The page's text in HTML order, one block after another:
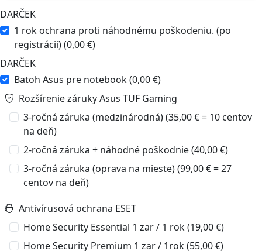
DARČEK
1 rok ochrana proti náhodnému poškodeniu. (po
registrácii) (0,00 €)
DARČEK
Batoh Asus pre notebook (0,00 €)
Rozšírenie záruky Asus TUF Gaming
3-ročná záruka (medzinárodná) (35,00 € = 10 centov
na deň)
2-ročná záruka + náhodné poškodnie (40,00 €)
3-ročná záruka (oprava na mieste) (99,00 € = 27
centov na deň)
Antivírusová ochrana ESET
Home Security Essential 1 zar / 1 rok (19,00 €)
Home Security Premium 1 zar / 1rok (55,00 €)